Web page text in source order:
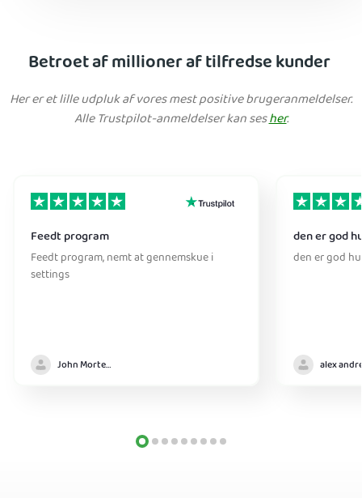
Betroet af millioner af tilfredse kunder
Her er et lille udpluk af vores mest positive brugeranmeldelser.
Alle Trustpilot-anmeldelser kan sesher.
Feedt program
Feedt program, nemt at gennemskue i
settings
John Mortensen
den er god
den er god